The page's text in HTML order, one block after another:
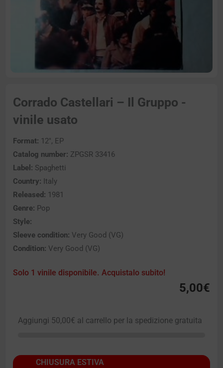
Corrado Castellari – Il Gruppo -
vinile usato
Format: 12″, EP
Catalog number: ZPGSR 33416
Label: Spaghetti
Country: Italy
Released: 1981
Genre: Pop
Style:
Sleeve condition: Very Good (VG)
Condition: Very Good (VG)
Solo 1 vinile disponibile. Acquistalo subito!
5,00€
Aggiungi 50,00€ al carrello per la spedizione gratuita
CHIUSURA ESTIVA